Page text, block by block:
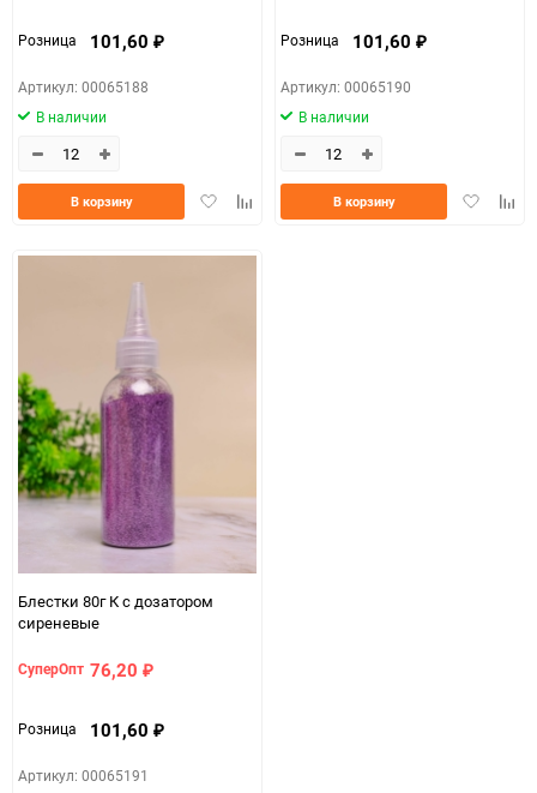
Розница 101,60 ₽
Артикул: 00065188
В наличии
ДобавитьДобавить
В корзину
Розница 101,60 ₽
Артикул: 00065190
В наличии
Добавить
В корзину
Блестки 80г К с дозатором
сиреневые
СуперОпт 76,20 ₽
Розница 101,60 ₽
Артикул: 00065191